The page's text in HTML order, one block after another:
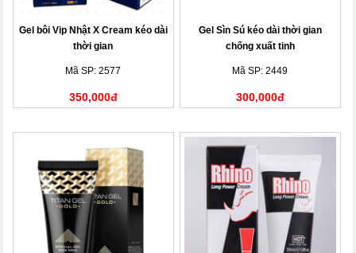
Gel bôi Vip Nhật X Cream kéo dài
thời gian
Mã SP: 2577
350,000đ
Gel Sìn Sú kéo dài thời gian
chống xuất tinh
Mã SP: 2449
300,000đ